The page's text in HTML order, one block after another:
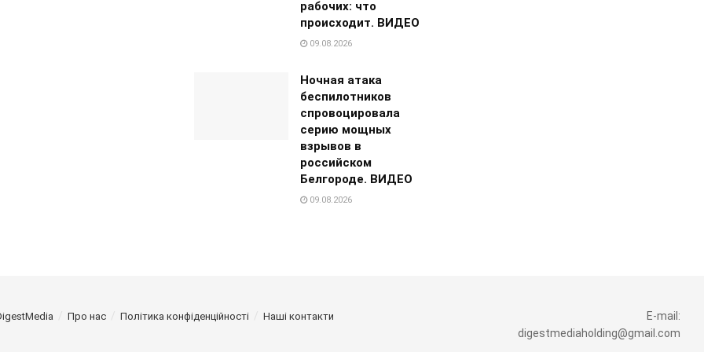
рабочих: что
происходит. ВИДЕО
09.08.2026
Ночная атака
беспилотников
спровоцировала
серию мощных
взрывов в
российском
Белгороде. ВИДЕО
09.08.2026
Про нас Політика конфіденційності Наші контакти
E-mail:
digestmediaholding@gmail.com